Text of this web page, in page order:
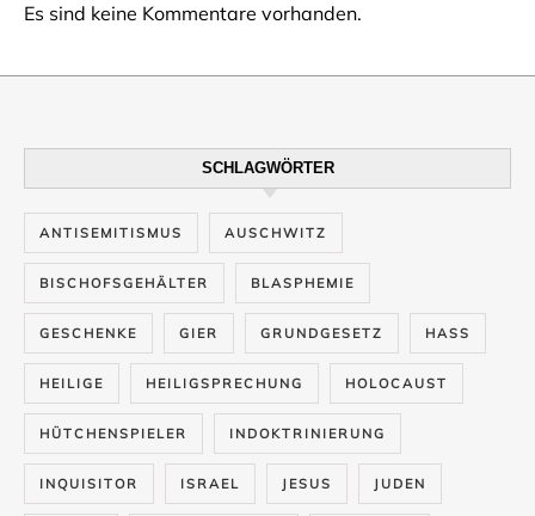
Es sind keine Kommentare vorhanden.
SCHLAGWÖRTER
ANTISEMITISMUS AUSCHWITZ
BISCHOFSGEHÄLTER BLASPHEMIE
GESCHENKE GIER GRUNDGESETZ HASS
HEILIGE HEILIGSPRECHUNG HOLOCAUST
HÜTCHENSPIELER INDOKTRINIERUNG
INQUISITOR ISRAEL JESUS JUDEN